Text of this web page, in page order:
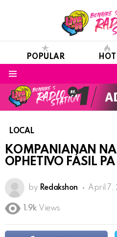
POPULAR HOT
LOCAL
KOMPANIANAN NA
OPHETIVO FÁSIL
by Redakshon April 7,
1.9k Views